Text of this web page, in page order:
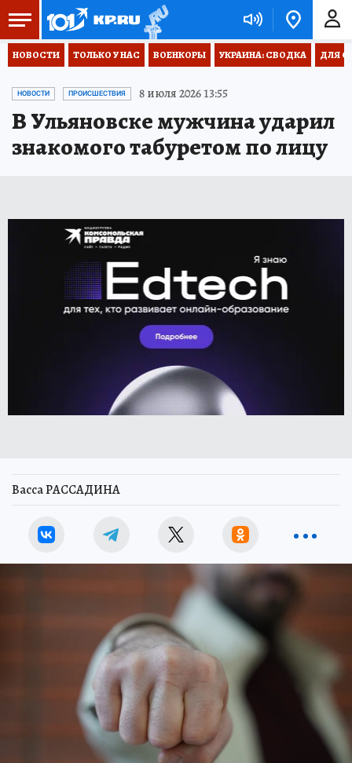
НОВОСТИ ТОЛЬКО У НАС ВОЕНКОРЫ УКРАИНА: СВОДКА ДЛЯ
НОВОСТИ ПРОИСШЕСТВИЯ 8 июля 2026 13:55
В Ульяновске мужчина ударил
знакомого табуретом по лицу
Васса РАССАДИНА